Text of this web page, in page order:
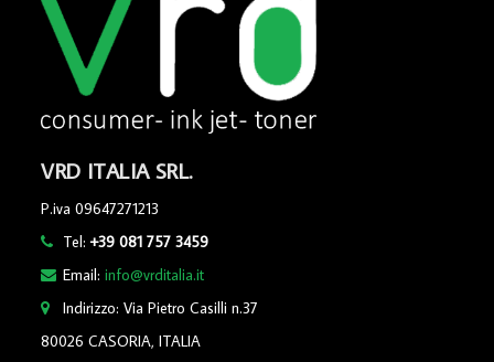
VRD ITALIA SRL.
P.iva 09647271213
Tel:+39 081 757 3459
Email:info@vrditalia.it
Indirizzo: Via Pietro Casilli n.37
80026 CASORIA, ITALIA